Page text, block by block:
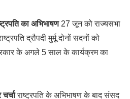
का अभिभाषण27 जून को राज्यसभा
द्रौपदी मुर्मू दोनों सदनों को
के अगले 5 साल के कार्यक्रम का
राष्ट्रपति के अभिभाषण के बाद संसद